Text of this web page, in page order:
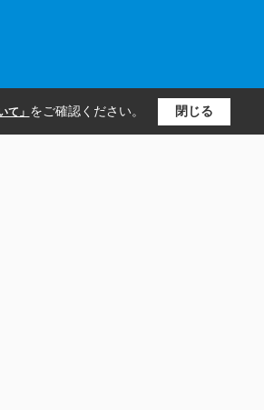
て」 をご確認ください。 閉じる